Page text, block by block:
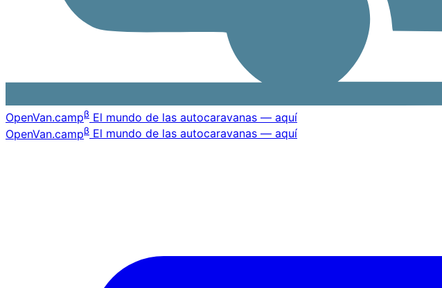
OpenVan.campβ El mundo de las autocaravanas — aquí
OpenVan.campβ El mundo de las autocaravanas — aquí